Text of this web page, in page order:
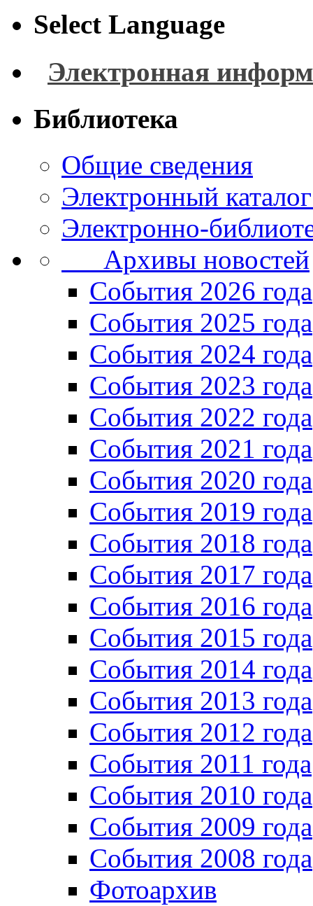
Select Language
Электронная
Библиотека
Общие сведения
Электронный
Электронно-
Архивы новостей
Cобытия 2026 года
События 2025 года
События 2024 года
События 2023 года
Cобытия 2022 года
Cобытия 2021 года
События 2020 года
События 2019 года
События 2018 года
События 2017 года
События 2016 года
События 2015 года
События 2014 года
События 2013 года
События 2012 года
События 2011 года
События 2010 года
События 2009 года
События 2008 года
Фотоархив